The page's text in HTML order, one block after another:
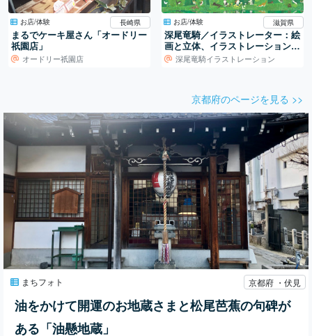
お店/体験 長崎県
まるでケーキ屋さん「オードリー
祇園店」
オードリー祇園店
お店/体験 滋賀県
深尾竜騎／イラストレーター：絵
画と立体、イラストレーションの
世界深尾竜騎イラストレーション
京都府のページを見る >>
まちフォト 京都府 ・伏見
油をかけて開運のお地蔵さまと松尾芭蕉の句碑が
ある「油懸地蔵」